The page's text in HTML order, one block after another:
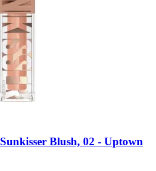
Sunkisser Blush, 02 -​ Uptown